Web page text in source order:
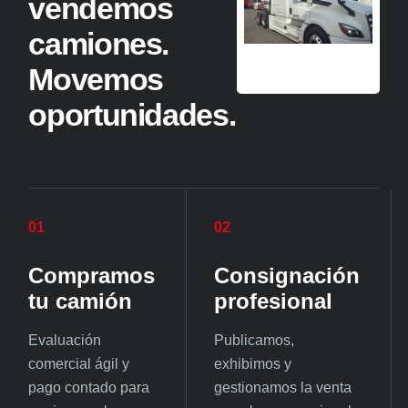
vendemos
camiones.
Movemos
oportunidades.
01
Compramos
tu camión
Evaluación
comercial ágil y
pago contado para
02
Consignación
profesional
Publicamos,
exhibimos y
gestionamos la venta